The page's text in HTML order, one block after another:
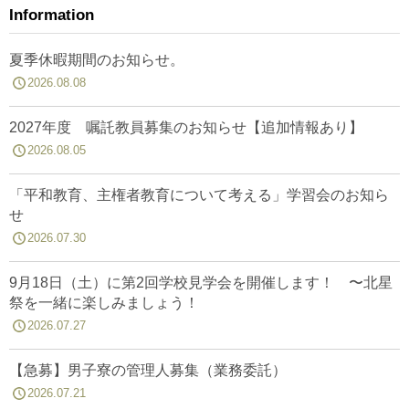
Information
夏季休暇期間のお知らせ。
2026.08.08
2027年度 嘱託教員募集のお知らせ【追加情報あり】
2026.08.05
「平和教育、主権者教育について考える」学習会のお知ら
せ
2026.07.30
9月18日（土）に第2回学校見学会を開催します！ 〜北星
祭を一緒に楽しみましょう！
2026.07.27
【急募】男子寮の管理人募集（業務委託）
2026.07.21